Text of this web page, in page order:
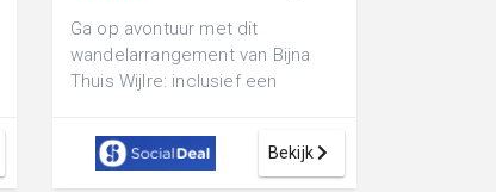
Ga op avontuur met dit
wandelarrangement van Bijna
Thuis Wijlre: inclusief een
drankje en een s...
Bekijk